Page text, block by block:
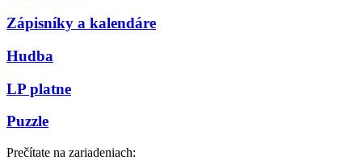
Zápisníky a kalendáre
Hudba
LP platne
Puzzle
Prečítate na zariadeniach: